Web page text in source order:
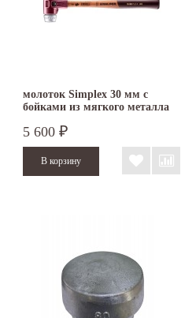
молоток Simplex 30 мм с
бойками из мягкого металла
5 600 ₽